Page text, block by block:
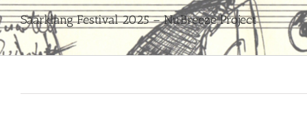
Saarklang Festival 2025 – NuBreeze Project